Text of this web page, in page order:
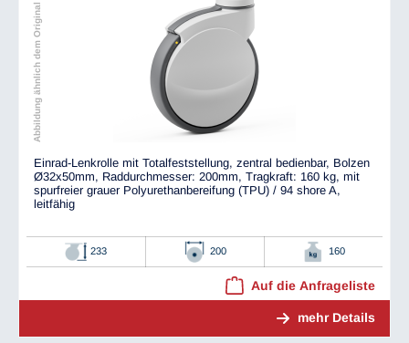
Abbildung ähnlich dem Original
Einrad-Lenkrolle mit Totalfeststellung, zentral bedienbar, Bolzen
Ø32x50mm, Raddurchmesser: 200mm, Tragkraft: 160 kg, mit
spurfreier grauer Polyurethanbereifung (TPU) / 94 shore A,
leitfähig
233 200 160
Auf die Anfrageliste
mehr Details